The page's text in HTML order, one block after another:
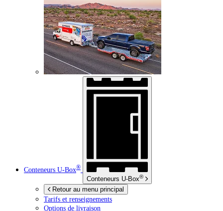
Conteneurs U-Box®
Conteneurs U-Box®
Retour au menu principal
Tarifs et renseignements
Options de livraison